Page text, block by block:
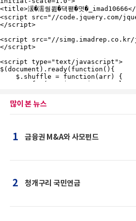
많이 본 뉴스
1 금융권 M&A와 사모펀드
2 청개구리 국민연금